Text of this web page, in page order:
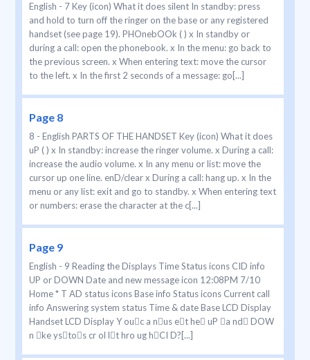
English - 7 Key (icon) What it does silent In standby: press
and hold to turn off the ringer on the base or any registered
handset (see page 19). PHOnebOOk ( ) x In standby or
during a call: open the phonebook. x In the menu: go back to
the previous screen. x When entering text: move the cursor
to the left. x In the first 2 seconds of a message: go[...]
Page 8
8 - English PARTS OF THE HANDSET Key (icon) What it does
uP ( ) x In standby: increase the ringer volume. x During a call:
increase the audio volume. x In any menu or list: move the
cursor up one line. enD/clear x During a call: hang up. x In the
menu or any list: exit and go to standby. x When entering text
or numbers: erase the character at the c[...]
Page 9
English - 9 Reading the Displays Time Status icons CID info
UP or DOWN Date and new message icon 12:08PM 7/10
Home * T AD status icons Base info Status icons Current call
info Answering system status Time & date Base LCD Display
Handset LCD Display Y ouc a nus et he uP a nd DOW
n ke ystos cr ol lt hro ug hCI D?[...]